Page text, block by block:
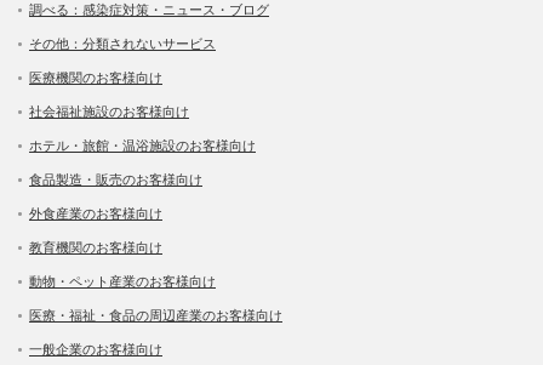
調べる：感染症対策・ニュース・ブログ
その他：分類されないサービス
医療機関のお客様向け
社会福祉施設のお客様向け
ホテル・旅館・温浴施設のお客様向け
食品製造・販売のお客様向け
外食産業のお客様向け
教育機関のお客様向け
動物・ペット産業のお客様向け
医療・福祉・食品の周辺産業のお客様向け
一般企業のお客様向け